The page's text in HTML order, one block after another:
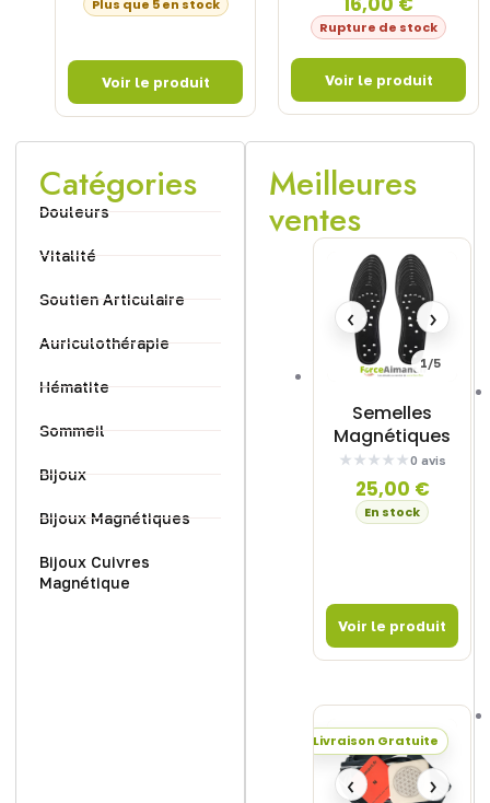
Catégories
Douleurs
Vitalité
Soutien Articulaire
Auriculothérapie
Hématite
Sommeil
Bijoux
Bijoux Magnétiques
Bijoux Cuivres
Magnétique
Meilleures
ventes
Semelles
Magnétiques
0 avis
25,00 €
En stock
‹ ›
1/5
Livraison Gratuite
‹ ›
Plus que 5 en stock
Rupture de stock